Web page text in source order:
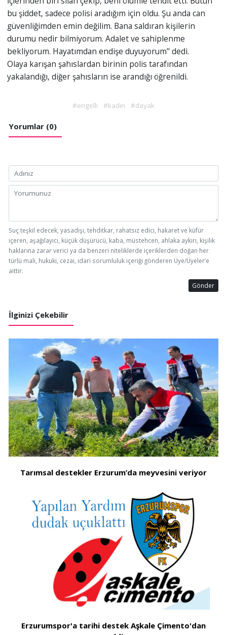
bu şiddet, sadece polisi aradığım için oldu. Şu anda can
güvenliğimden emin değilim. Bana saldıran kişilerin
durumu nedir bilmiyorum. Adalet ve sahiplenme
bekliyorum. Hayatımdan endişe duyuyorum" dedi.
Olaya karışan şahıslardan birinin polis tarafından
yakalandığı, diğer şahısların ise arandığı öğrenildi.
#engelli #kadin #dayak
Yorumlar (0)
Suç teşkil edecek, yasadışı, tehditkar, rahatsız edici, hakaret ve küfür
içeren, aşağılayıcı, küçük düşürücü, kaba, müstehcen, ahlaka aykırı, kişilik
haklarına zarar verici ya da benzeri niteliklerde içeriklerden doğan her
türlü mali, hukuki, cezai, idari sorumluluk içeriği gönderen Üye/Üyeler’e
aittir.
Gönder
İlginizi Çekebilir
Tarımsal destekler Erzurum’da meyvesini veriyor
Erzurumspor'a tarihi destek Aşkale Çimento'dan